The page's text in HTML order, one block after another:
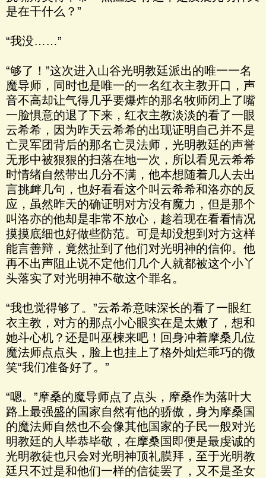
是在干什么？”
“我没……”
“够了！”这次进入山谷光明教廷派出的唯一一名
魔导师，同时也是唯一的一名红衣主教开口，声
音不高却让气得几乎要爆炸的那名牧师闭上了嘴
一脸惧意的退了下来，红衣主教淡淡的看了一眼
云希希，因为昨天云希希的出现证明自己并不是
亡灵军团背后的那名亡灵法师，光明教廷的声誉
无形中被狠狠的扫落在地一次，所以看见云希希
时情绪自然带出几分不满，他本想随着几人去出
言挑衅几句，也好看看这个叫云希希和洛亦的反
应，虽然昨天的确证明对方没有魔力，但是那个
叫洛亦的他却是非常不放心，趁着现在看看情况
摸摸底细也好做些防范。可是却没想到对方这样
能言善辩，竟然扯到了他们对光明神的信仰。他
再不出声阻止说不定他们几个人就都被这个小丫
头落实了对光明神不敬这个罪名。
“我也觉得够了。”云希希意味深长的看了一眼红
衣主教，对方的那点小心眼实在是太嫩了，想和
她斗心机？还是叫巫楝来吧！回身冲着摩桑几位
魔法师点点头，脸上也挂上了格外灿烂乖巧的微
笑“我们准备好了。”
“嗯。”摩桑的魔导师点了点头，摩桑作为落叶大
路上最强盛的国家自然有他的骄傲，身为摩桑国
的魔法师自然也不会像其他国家的子民一般对光
明教廷的人毕恭毕敬，在摩桑国即便是最虔诚的
光明教徒也只会对光明神顶礼膜拜，至于光明教
廷只不过是和他们一样的信徒罢了，又不是圣女